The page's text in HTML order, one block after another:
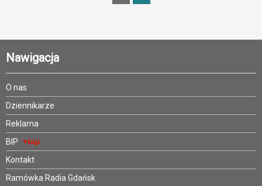
Nawigacja
O nas
Dziennikarze
Reklama
BIP
Kontakt
Ramówka Radia Gdańsk